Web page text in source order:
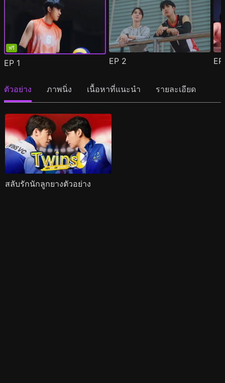
ฟรี
EP 1 EP 2
ตัวอย่าง ภาพนิ่ง เนื้อหาที่แนะนำ รายละเอียด
สลับรักนักลูกยางตัวอย่าง